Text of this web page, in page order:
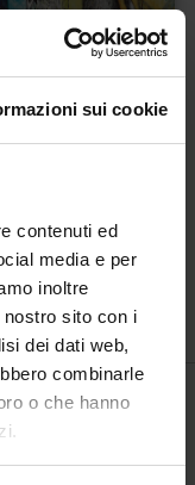
sui cookie
contenuti ed
media e per
inoltre
sito con i
dei dati web,
combinarle
o che hanno
a odorar
e buoni